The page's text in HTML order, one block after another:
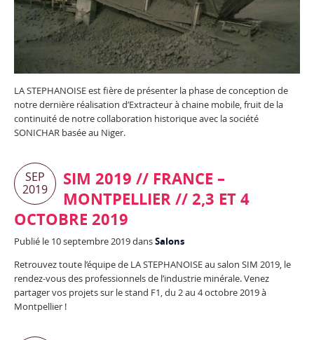
LA STEPHANOISE est fière de présenter la phase de conception de
notre dernière réalisation d’Extracteur à chaine mobile, fruit de la
continuité de notre collaboration historique avec la société
SONICHAR basée au Niger.
SEP
2019
SIM 2019 // FRANCE –
MONTPELLIER // 2,3 ET 4
OCTOBRE 2019
Publié le 10 septembre 2019 dansSalons
Retrouvez toute l’équipe de LA STEPHANOISE au salon SIM 2019, le
rendez-vous des professionnels de l’industrie minérale. Venez
partager vos projets sur le stand F1, du 2 au 4 octobre 2019 à
Montpellier !